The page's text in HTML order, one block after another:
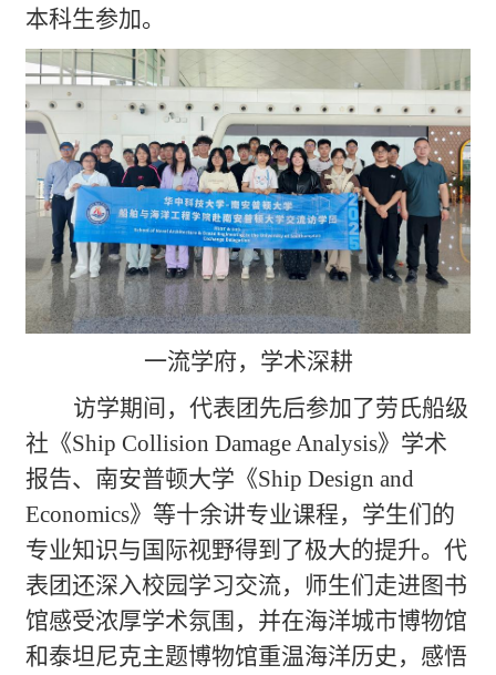
本科生参加。
一流学府，学术深耕
访学期间，代表团先后参加了劳氏船级
社《Ship Collision Damage Analysis》学术
报告、南安普顿大学《Ship Design and
Economics》等十余讲专业课程，学生们的
专业知识与国际视野得到了极大的提升。代
表团还深入校园学习交流，师生们走进图书
馆感受浓厚学术氛围，并在海洋城市博物馆
和泰坦尼克主题博物馆重温海洋历史，感悟